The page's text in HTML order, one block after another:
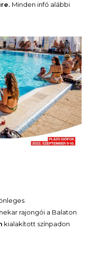
Minden infó alábbi
rajongói a Balaton
kialakított színpadon